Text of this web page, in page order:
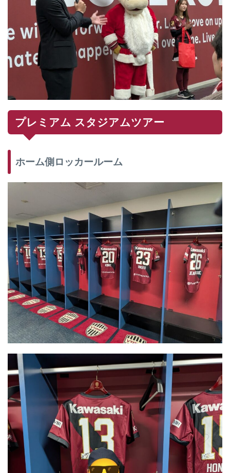
プレミアム スタジアムツアー
ホーム側ロッカールーム